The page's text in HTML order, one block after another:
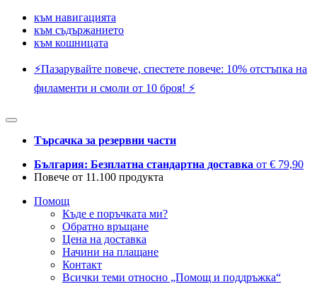
към навигацията
към съдържанието
към кошницата
⚡️Пазарувайте повече, спестете повече: 10% отстъпка на
филаменти и смоли от 10 броя! ⚡️
Търсачка за резервни части
България: Безплатна стандартна доставка от € 79,90
Повече от 11.100 продукта
Помощ
Къде е поръчката ми?
Обратно връщане
Цена на доставка
Начини на плащане
Контакт
Всички теми относно „Помощ и поддръжка“